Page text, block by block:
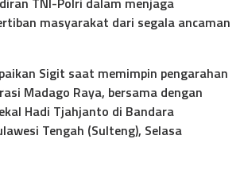
masyarakat dari segala ancaman
Sigit saat memimpin pengarahan
Madago Raya, bersama dengan
Hadi Tjahjanto di Bandara
Tengah (Sulteng), Selasa